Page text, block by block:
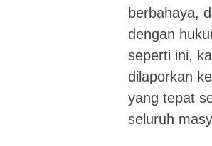
berbahaya,
dengan
seperti ini,
dilaporkan
yang tepat
seluruh